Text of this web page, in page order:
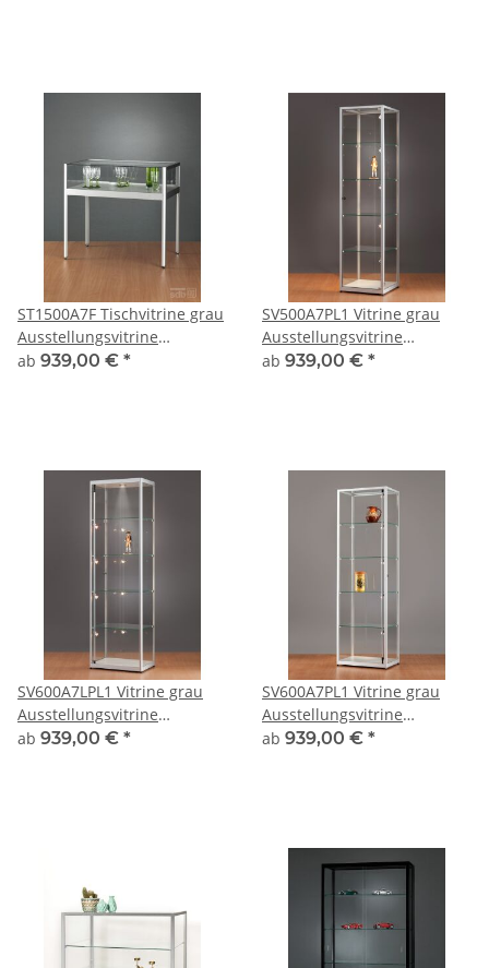
ST1500A7F Tischvitrine grau
Ausstellungsvitrine
Präsentationsvitrine Alu
ab 939,00 € *
SV500A7PL1 Vitrine grau
Ausstellungsvitrine
Präsentationsvitrine Alu
ab 939,00 € *
SV600A7LPL1 Vitrine grau
Ausstellungsvitrine
Präsentationsvitrine Alu
ab 939,00 € *
SV600A7PL1 Vitrine grau
Ausstellungsvitrine
Präsentationsvitrine Alu
ab 939,00 € *